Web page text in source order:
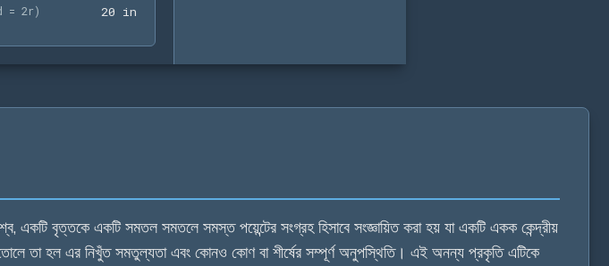
= 2r) 20 in
বৃত্তকে একটি সমতল সমতলে সমস্ত পয়েন্টের সংগ্রহ হিসাবে সংজ্ঞায়িত করা হয় যা একটি একক কেন্দ্রীয়
তা হল এর নিখুঁত সমতুল্যতা এবং কোনও কোণ বা শীর্ষের সম্পূর্ণ অনুপস্থিতি। এই অনন্য প্রকৃতি এটিকে